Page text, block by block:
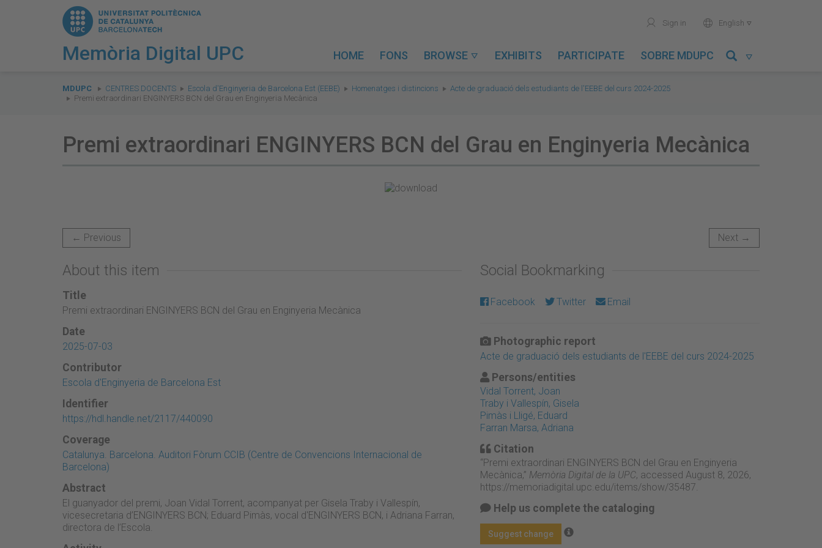
Memòria Digital UPC
user Sign in world English 
HOME FONS BROWSE  EXHIBITS PARTICIPATE SOBRE MDUPC 
are
here:
MDUPC CENTRES DOCENTS Escola d'Enginyeria de Barcelona Est (EEBE) Homenatges i distincions
Acte de graduació dels estudiants de l'EEBE del curs 2024-2025
Premi extraordinari ENGINYERS BCN del Grau en Enginyeria Mecànica
Premi extraordinari ENGINYERS BCN del Grau en Enginyeria Mecànica
← Previous Next →
About this item
Title
Premi extraordinari ENGINYERS BCN del Grau en Enginyeria Mecànica
Date
2025-07-03
Contributor
Escola d'Enginyeria de Barcelona Est
Identifier
https://hdl.handle.net/2117/440090
Coverage
Catalunya. Barcelona. Auditori Fòrum CCIB (Centre de Convencions Internacional de
Barcelona)
Abstract
El guanyador del premi, Joan Vidal Torrent, acompanyat per Gisela Traby i Vallespín,
vicesecretaria d’ENGINYERS BCN; Eduard Pimàs, vocal d'ENGINYERS BCN, i Adriana Farran,
directora de l’Escola.
Social Bookmarking
Facebook Twitter Email
Photographic report
Acte de graduació dels estudiants de l'EEBE del curs 2024-2025
Persons/entities
Vidal Torrent, Joan
Traby i Vallespín, Gisela
Pimàs i Lligé, Eduard
Farran Marsa, Adriana
Citation
“Premi extraordinari ENGINYERS BCN del Grau en Enginyeria
Mecànica,” Memòria Digital de la UPC, accessed August 8, 2026,
https://memoriadigital.upc.edu/items/show/35487
Help us complete the cataloging
Suggest change